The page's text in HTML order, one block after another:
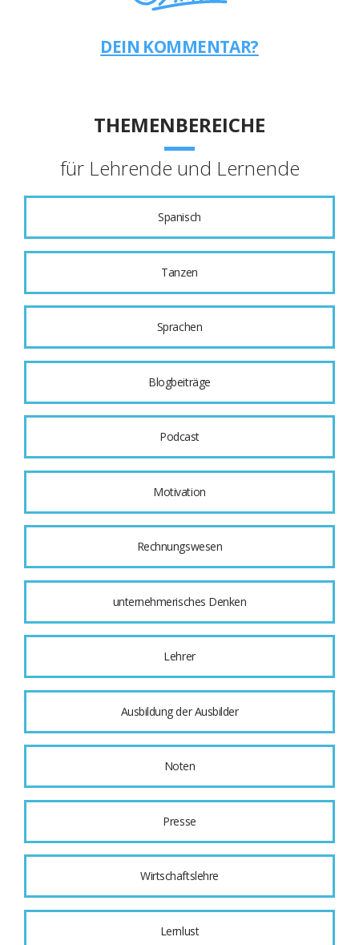
DEIN KOMMENTAR?
THEMENBEREICHE
für Lehrende und Lernende
Spanisch
Tanzen
Sprachen
Blogbeiträge
Podcast
Motivation
Rechnungswesen
unternehmerisches Denken
Lehrer
Ausbildung der Ausbilder
Noten
Presse
Wirtschaftslehre
Lernlust